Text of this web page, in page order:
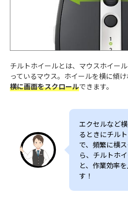
チルトホイールとは、マウスホイー
っているマウス。ホイールを横に傾
横に画面をスクロールできます。
エクセルなど
るときにチル
で、頻繁に横
ら、チルトホ
と、作業効率
す！